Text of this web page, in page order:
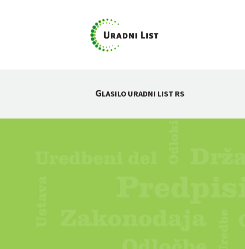
GLASILO URADNI LIST RS